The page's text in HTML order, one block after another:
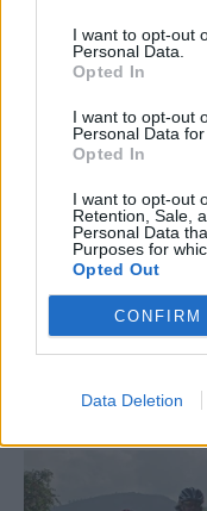
I want to opt-out
Personal Data.
Opted In
I want to opt-out
Personal Data
Opted In
I want to opt-out
Retention, Sale,
Personal Data
Purposes for
Opted Out
CONFIRM
Data Deletion
Running Sèries